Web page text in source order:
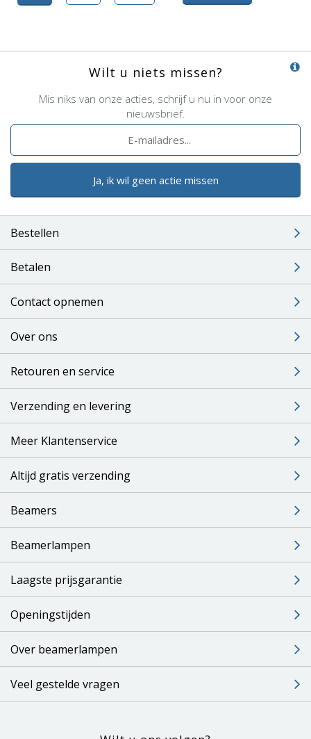
Wilt u niets missen?
Mis niks van onze acties, schrijf u nu in voor onze
nieuwsbrief.
Ja, ik wil geen actie missen
Bestellen
Betalen
Contact opnemen
Over ons
Retouren en service
Verzending en levering
Meer Klantenservice
Altijd gratis verzending
Beamers
Beamerlampen
Laagste prijsgarantie
Openingstijden
Over beamerlampen
Veel gestelde vragen